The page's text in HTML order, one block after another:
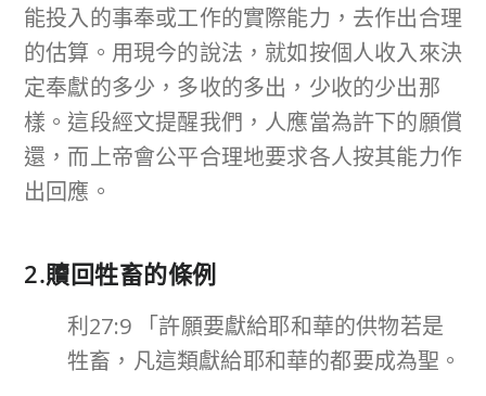
能投入的事奉或工作的實際能力，去作出合理
的估算。用現今的說法，就如按個人收入來決
定奉獻的多少，多收的多出，少收的少出那
樣。這段經文提醒我們，人應當為許下的願償
還，而上帝會公平合理地要求各人按其能力作
出回應。
2.贖回牲畜的條例
利27:9 「許願要獻給耶和華的供物若是
牲畜，凡這類獻給耶和華的都要成為聖。